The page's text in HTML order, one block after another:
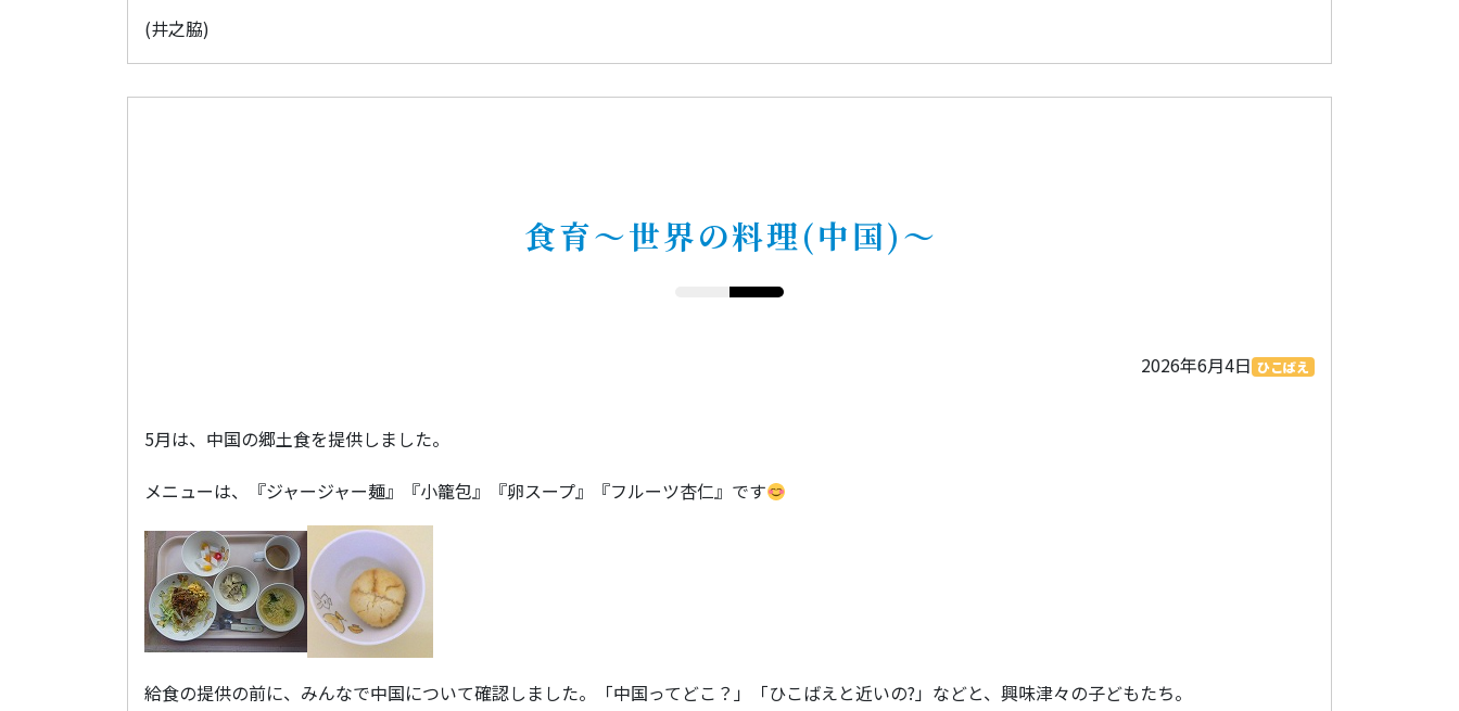
(井之脇)
食育～世界の料理(中国)～
2026年6月4日 ひこばえ
5月は、中国の郷土食を提供しました。
メニューは、『ジャージャー麺』『小籠包』『卵スープ』『フルーツ杏仁』です
給食の提供の前に、みんなで中国について確認しました。「中国ってどこ？」「ひこばえと近いの?」などと、興味津々の子どもたち。